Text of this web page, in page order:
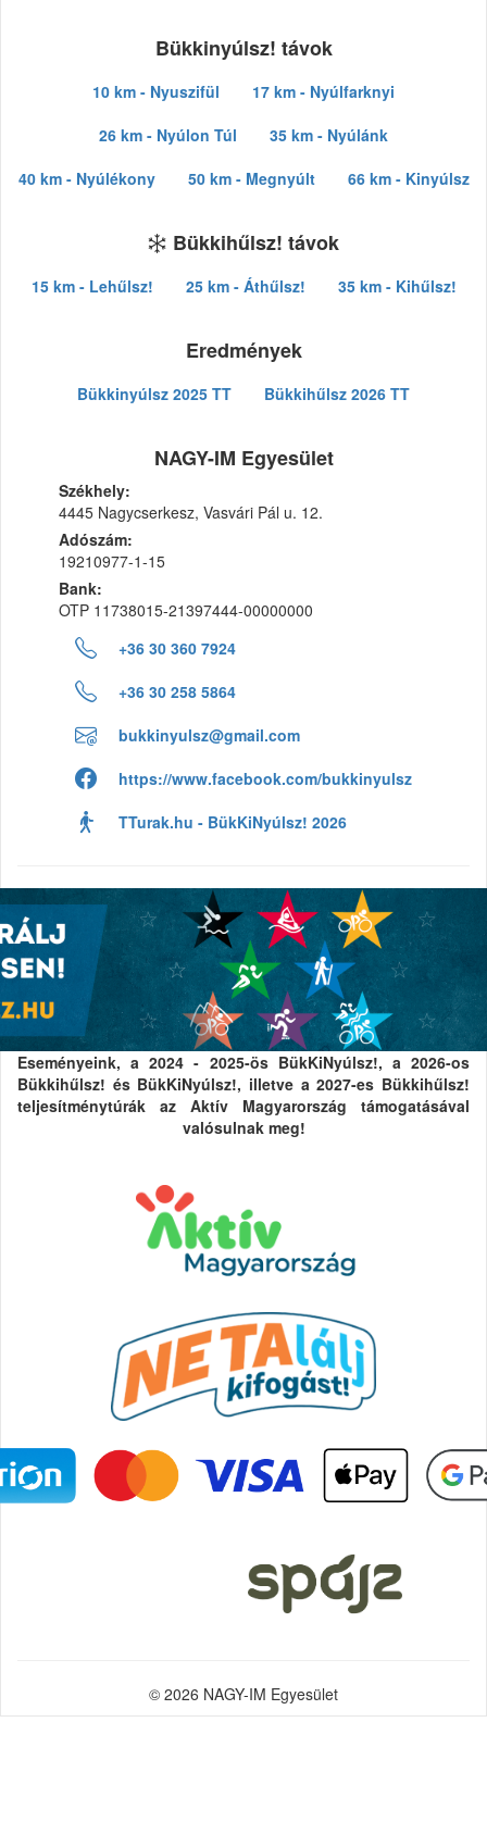
Bükkinyúlsz! távok
10 km - Nyuszifül
17 km - Nyúlfarknyi
26 km - Nyúlon Túl
35 km - Nyúlánk
40 km - Nyúlékony
50 km - Megnyúlt 66 km - Kinyúlsz
Bükkihűlsz! távok
15 km - Lehűlsz! 25 km - Áthűlsz! 35 km - Kihűlsz!
Eredmények
Bükkinyúlsz 2025 TT Bükkihűlsz 2026 TT
NAGY-IM Egyesület
Székhely:
4445 Nagycserkesz, Vasvári Pál u. 12.
Adószám:
19210977-1-15
Bank:
OTP 11738015-21397444-00000000
+36 30 360 7924
+36 30 258 5864
bukkinyulsz@gmail.com
https://www.facebook.com/bukkinyulsz
TTurak.hu - BükKiNyúlsz! 2026
Eseményeink, a 2024 - 2025-ös BükKiNyúlsz!, a 2026-os
Bükkihűlsz! és BükKiNyúlsz!, illetve a 2027-es Bükkihűlsz!
teljesítménytúrák az Aktív Magyarország támogatásával
valósulnak meg!
© 2026 NAGY-IM Egyesület